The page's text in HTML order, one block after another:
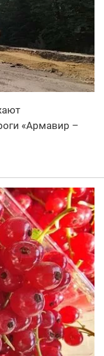
«Армавир –